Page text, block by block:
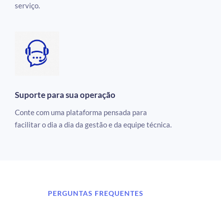
serviço.
Suporte para sua operação
Conte com uma plataforma pensada para
facilitar o dia a dia da gestão e da equipe técnica.
PERGUNTAS FREQUENTES